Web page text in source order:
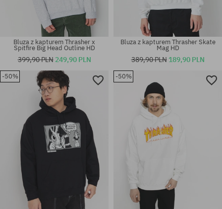
Dostępne rozmiary:
Dostępne rozmiary:
Bluza z kapturem Thrasher x
Spitfire Big Head Outline HD
399,90 PLN 249,90 PLN
Bluza z kapturem Thrasher Skate
Mag HD
389,90 PLN 189,90 PLN
-50% -50%